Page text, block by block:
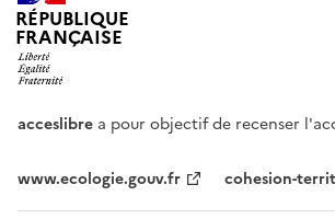
RÉPUBLIQUE
FRANÇAISE
acceslibre a pour objectif de recenser
www.ecologie.gouv.fr cohesion-